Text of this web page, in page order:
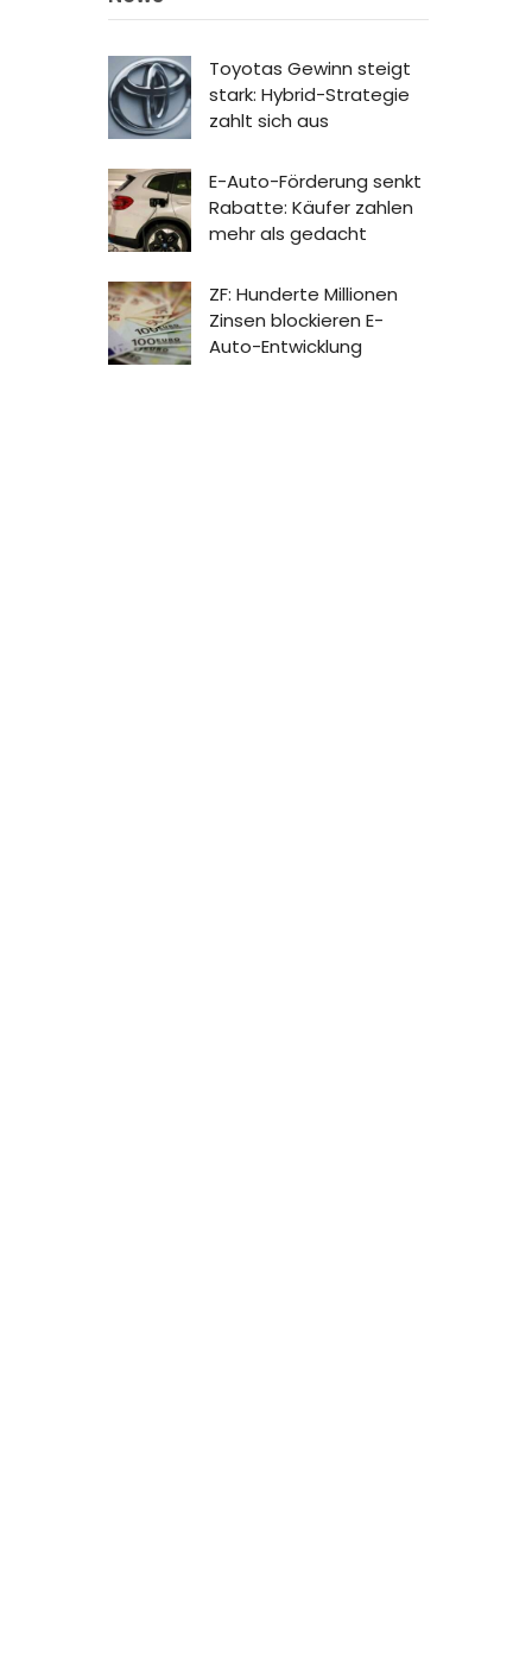
Toyotas Gewinn steigt
stark: Hybrid-Strategie
zahlt sich aus
E-Auto-Förderung senkt
Rabatte: Käufer zahlen
mehr als gedacht
ZF: Hunderte Millionen
Zinsen blockieren E-
Auto-Entwicklung